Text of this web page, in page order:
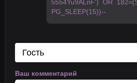
5554Yu9ALnF') OR
PG_SLEEP(15))--
Ваш комментарий